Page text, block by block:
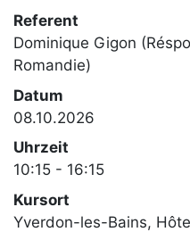
Referent
Dominique Gigon
Romandie)
Datum
08.10.2026
Uhrzeit
10:15 - 16:15
Kursort
Yverdon-les-Bains,